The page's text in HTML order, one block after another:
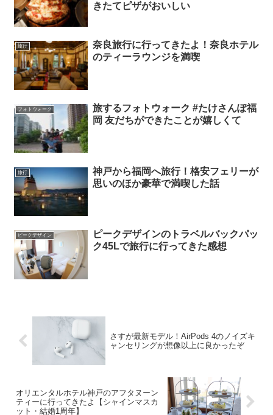
きたてピザがおいしい
旅行
奈良旅行に行ってきたよ！奈良ホテル
のティーラウンジを満喫
フォトウォーク
旅するフォトウォーク #たけさんぽ福
岡 友だちができたことが嬉しくて
旅行
神戸から福岡へ旅行！格安フェリーが
思いのほか豪華で満喫した話
ピークデザイン
ピークデザインのトラベルバックパッ
ク45Lで旅行に行ってきた感想
さすが最新モデル！AirPods 4のノイズキ
ャンセリングが想像以上に良かったぞ
オリエンタルホテル神戸のアフタヌーン
ティーに行ってきたよ【シャインマスカ
ット・結婚1周年】